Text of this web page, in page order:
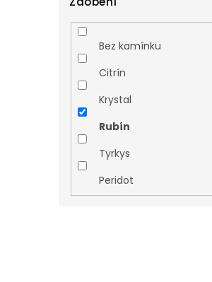
Anděl
Bez kamínku
Citrín
Krystal
Rubín
Tyrkys
Peridot